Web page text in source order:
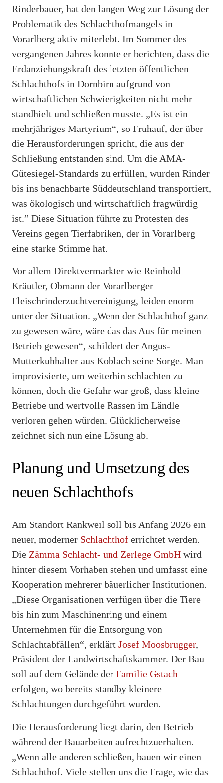
Rinderbauer, hat den langen Weg zur Lösung der
Problematik des Schlachthofmangels in
Vorarlberg aktiv miterlebt. Im Sommer des
vergangenen Jahres konnte er berichten, dass die
Erdanziehungskraft des letzten öffentlichen
Schlachthofs in Dornbirn aufgrund von
wirtschaftlichen Schwierigkeiten nicht mehr
standhielt und schließen musste. „Es ist ein
mehrjähriges Martyrium“, so Fruhauf, der über
die Herausforderungen spricht, die aus der
Schließung entstanden sind. Um die AMA-
Gütesiegel-Standards zu erfüllen, wurden Rinder
bis ins benachbarte Süddeutschland transportiert,
was ökologisch und wirtschaftlich fragwürdig
ist.” Diese Situation führte zu Protesten des
Vereins gegen Tierfabriken, der in Vorarlberg
eine starke Stimme hat.
Vor allem Direktvermarkter wie Reinhold
Kräutler, Obmann der Vorarlberger
Fleischrinderzuchtvereinigung, leiden enorm
unter der Situation. „Wenn der Schlachthof ganz
zu gewesen wäre, wäre das das Aus für meinen
Betrieb gewesen“, schildert der Angus-
Mutterkuhhalter aus Koblach seine Sorge. Man
improvisierte, um weiterhin schlachten zu
können, doch die Gefahr war groß, dass kleine
Betriebe und wertvolle Rassen im Ländle
verloren gehen würden. Glücklicherweise
zeichnet sich nun eine Lösung ab.
Planung und Umsetzung des
neuen Schlachthofs
Am Standort Rankweil soll bis Anfang 2026 ein
neuer, moderner Schlachthof errichtet werden.
Die Zämma Schlacht- und Zerlege GmbH wird
hinter diesem Vorhaben stehen und umfasst eine
Kooperation mehrerer bäuerlicher Institutionen.
„Diese Organisationen verfügen über die Tiere
bis hin zum Maschinenring und einem
Unternehmen für die Entsorgung von
Schlachtabfällen“, erklärt Josef Moosbrugger,
Präsident der Landwirtschaftskammer. Der Bau
soll auf dem Gelände der Familie Gstach
erfolgen, wo bereits standby kleinere
Schlachtungen durchgeführt wurden.
Die Herausforderung liegt darin, den Betrieb
während der Bauarbeiten aufrechtzuerhalten.
„Wenn alle anderen schließen, bauen wir einen
Schlachthof. Viele stellen uns die Frage, wie das